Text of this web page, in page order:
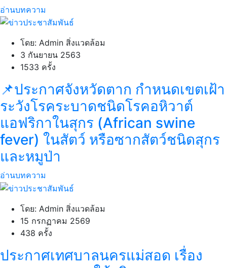
อ่านบทความ
โดย: Admin สิ่งแวดล้อม
3 กันยายน 2563
1533 ครั้ง
📌ประกาศจังหวัดตาก กำหนดเขตเฝ้า
ระวังโรคระบาดชนิดโรคอหิวาต์
แอฟริกาในสุกร (African swine
fever) ในสัตว์ หรือซากสัตว์ชนิดสุกร
และหมูป่า
อ่านบทความ
โดย: Admin สิ่งแวดล้อม
15 กรกฏาคม 2569
438 ครั้ง
ประกาศเทศบาลนครแม่สอด เรื่อง